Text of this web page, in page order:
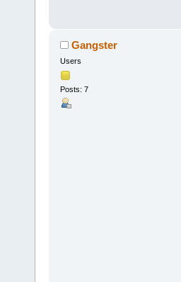
Gangster
Users
Posts: 7